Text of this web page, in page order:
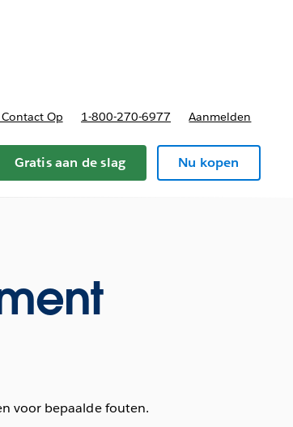
Plannen en prijzen
Op 1-800-270-6977 Aanmelden
Gratis aan de slag Nu kopen
voor bepaalde fouten.